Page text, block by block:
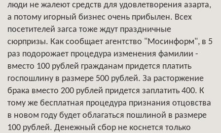
люди не жалеют средств для удовлетворения азарта,
а потому игорный бизнес очень прибылен. Всех
посетителей загса тоже ждут праздничные
сюрпризы. Как сообщает агентство "Мосинформ", в 5
раз подорожает процедура изменения фамилии -
вместо 100 рублей гражданам придется платить
госпошлину в размере 500 рублей. За расторжение
брака вместо 200 рублей придется заплатить 400. К
тому же бесплатная процедура признания отцовства
в новом году будет облагаться пошлиной в размере
100 рублей. Денежный сбор не коснется только